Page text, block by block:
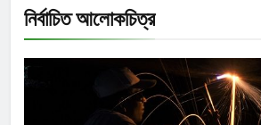
নির্বাচিত আলোকচিত্র